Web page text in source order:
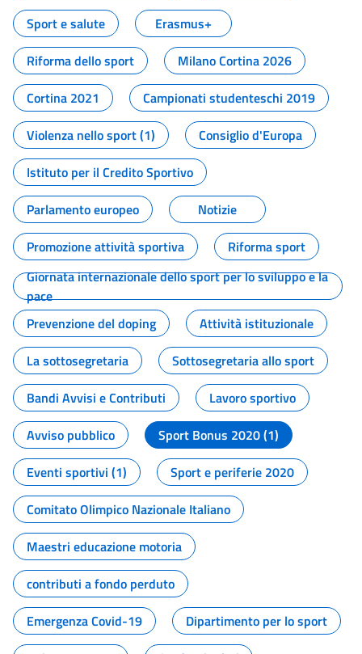
Sport e salute
Erasmus+
Riforma dello sport
Milano Cortina 2026
Cortina 2021
Campionati studenteschi 2019
Violenza nello sport (1)
Consiglio d'Europa
Istituto per il Credito Sportivo
Parlamento europeo
Notizie
Promozione attività sportiva
Riforma sport
Giornata internazionale dello sport per lo sviluppo e la
pace
Prevenzione del doping
Attività istituzionale
La sottosegretaria
Sottosegretaria allo sport
Bandi Avvisi e Contributi
Lavoro sportivo
Avviso pubblico
Sport Bonus 2020 (1)
Eventi sportivi (1)
Sport e periferie 2020
Comitato Olimpico Nazionale Italiano
Maestri educazione motoria
contributi a fondo perduto
Emergenza Covid-19
Dipartimento per lo sport